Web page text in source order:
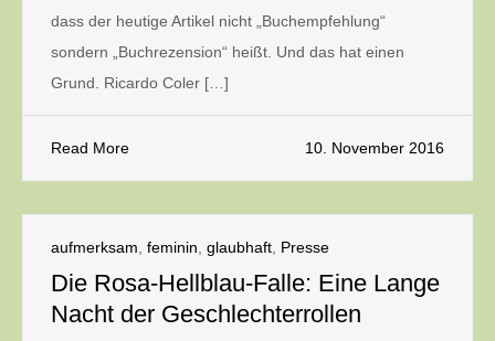
dass der heutige Artikel nicht „Buchempfehlung“
sondern „Buchrezension“ heißt. Und das hat einen
Grund. Ricardo Coler […]
Read More 10. November 2016
aufmerksam feminin glaubhaft Presse
Die Rosa-Hellblau-Falle: Eine Lange
Nacht der Geschlechterrollen